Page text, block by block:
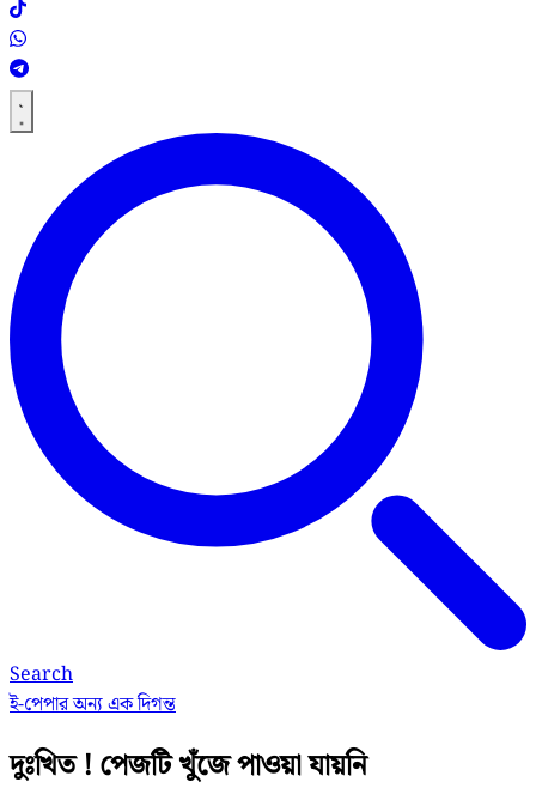
Search
ই-পেপারঅন্য এক দিগন্ত
দুঃখিত ! পেজটি খুঁজে পাওয়া যায়নি